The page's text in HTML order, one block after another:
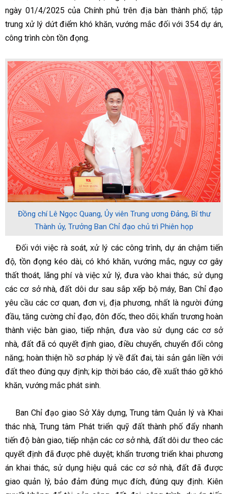
ngày 01/4/2025 của Chính phủ trên địa bàn thành phố; tập
trung xử lý dứt điểm khó khăn, vướng mắc đối với 354 dự án,
công trình còn tồn đọng.
Đồng chí Lê Ngọc Quang, Ủy viên Trung ương Đảng, Bí thư
Thành ủy, Trưởng Ban Chỉ đạo chủ trì Phiên họp
Đối với việc rà soát, xử lý các công trình, dự án chậm tiến
độ, tồn đọng kéo dài, có khó khăn, vướng mắc, nguy cơ gây
thất thoát, lãng phí và việc xử lý, đưa vào khai thác, sử dụng
các cơ sở nhà, đất dôi dư sau sắp xếp bộ máy, Ban Chỉ đạo
yêu cầu các cơ quan, đơn vị, địa phương, nhất là người đứng
đầu, tăng cường chỉ đạo, đôn đốc, theo dõi; khẩn trương hoàn
thành việc bàn giao, tiếp nhận, đưa vào sử dụng các cơ sở
nhà, đất đã có quyết định giao, điều chuyển, chuyển đổi công
năng; hoàn thiện hồ sơ pháp lý về đất đai, tài sản gắn liền với
đất theo đúng quy định; kịp thời báo cáo, đề xuất tháo gỡ khó
khăn, vướng mắc phát sinh.
Ban Chỉ đạo giao Sở Xây dựng, Trung tâm Quản lý và Khai
thác nhà, Trung tâm Phát triển quỹ đất thành phố đẩy nhanh
tiến độ bàn giao, tiếp nhận các cơ sở nhà, đất dôi dư theo các
quyết định đã được phê duyệt; khẩn trương triển khai phương
án khai thác, sử dụng hiệu quả các cơ sở nhà, đất đã được
giao quản lý, bảo đảm đúng mục đích, đúng quy định. Kiên